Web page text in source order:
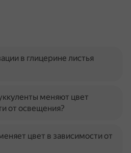
в глицерине листья
меняют цвет
от освещения?
цвет в зависимости от